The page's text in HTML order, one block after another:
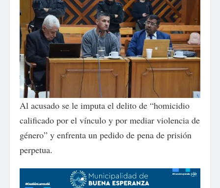
Al acusado se le imputa el delito de “homicidio
calificado por el vínculo y por mediar violencia de
género” y enfrenta un pedido de pena de prisión
perpetua.